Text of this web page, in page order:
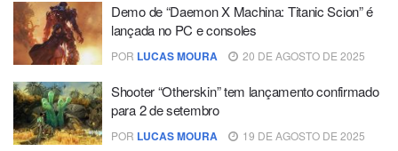
Demo de “Daemon X Machina: Titanic Scion” é
lançada no PC e consoles
POR LUCAS MOURA 20 DE AGOSTO DE 2025
Shooter “Otherskin” tem lançamento confirmado
para 2 de setembro
POR LUCAS MOURA 19 DE AGOSTO DE 2025